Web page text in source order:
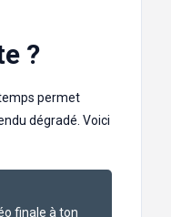
?
permet
dégradé. Voici
finale à ton